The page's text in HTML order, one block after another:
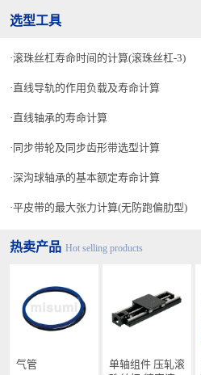
选型工具
滚珠丝杠寿命时间的计算(滚珠丝杠-3)
直线导轨的作用负载及寿命计算
直线轴承的寿命计算
同步带轮及同步齿形带选型计算
深沟球轴承的基本额定寿命计算
平皮带的最大张力计算(无防跑偏肋型)
热卖产品 Hot selling products
气管
单轴组件 压轧滚